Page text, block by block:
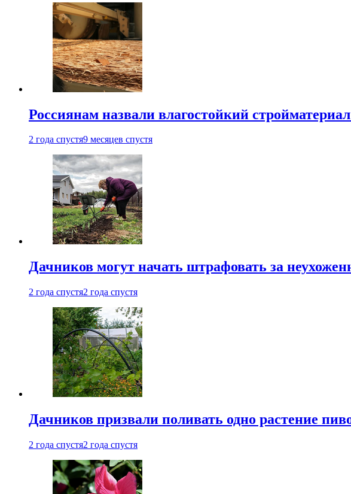
Россиянам назвали влагостойкий
2 года спустя9 месяцев спустя
Дачников могут начать штрафовать за
2 года спустя2 года спустя
Дачников призвали поливать одно растение
2 года спустя2 года спустя